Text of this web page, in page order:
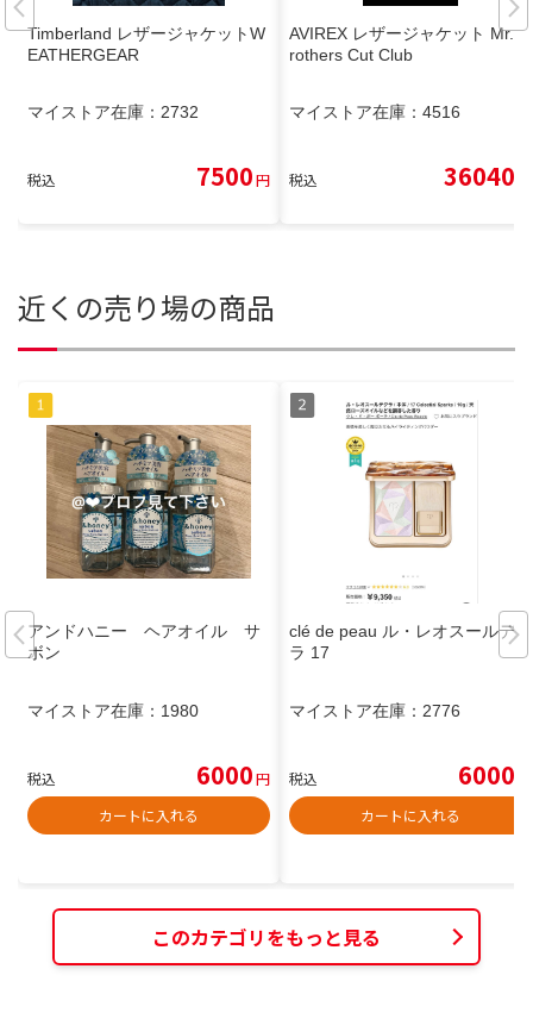
Timberland レザージャケットW
EATHERGEAR
マイストア在庫： 2732
税込 7500円
AVIREX レザージャケット Mr. B
rothers Cut Club
マイストア在庫： 4516
税込 36040
近くの売り場の商品
アンドハニー ヘアオイル サ
ボン
マイストア在庫： 1980
税込 6000円
カートに入れる
clé de peau ル・レオスールデク
ラ 17
マイストア在庫： 2776
税込 6000
カートに入れる
このカテゴリをもっと見る